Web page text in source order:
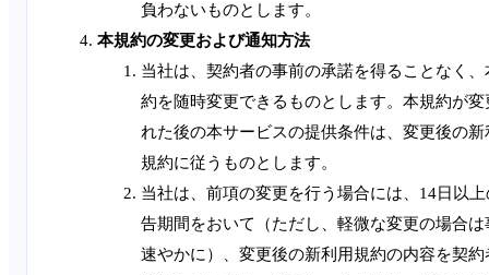
負わないものとします。
本規約の変更および通知方法
当社は、契約者の事前の承諾を得ることなく、
約を随時変更できるものとします。本規約が変
れた後の本サービスの提供条件は、変更後の新
規約に従うものとします。
当社は、前項の変更を行う場合には、14日以
告期間をおいて（ただし、軽微な変更の場合は
速やかに）、変更後の新利用規約の内容を契約